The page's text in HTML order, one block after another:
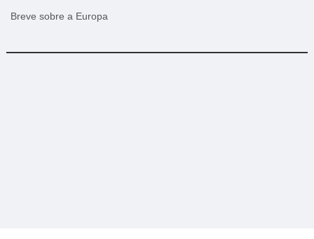
Breve sobre a Europa